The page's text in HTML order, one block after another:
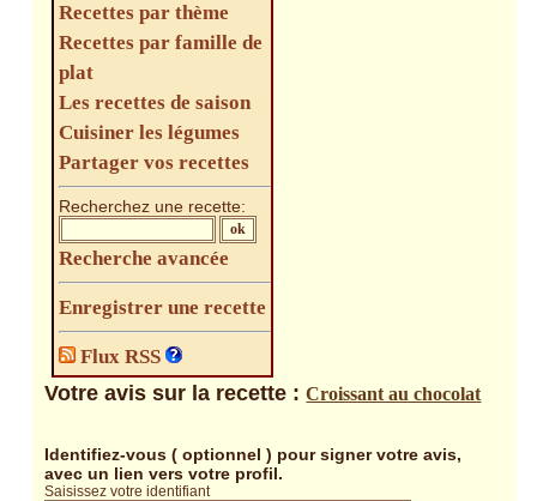
Recettes par thème
Recettes par famille de
plat
Les recettes de saison
Cuisiner les légumes
Partager vos recettes
Recherchez une recette:
Recherche avancée
Enregistrer une recette
Flux RSS
Votre avis sur la recette :Croissant au chocolat
Identifiez-vous ( optionnel ) pour signer votre avis,
avec un lien vers votre profil.
Saisissez votre identifiant